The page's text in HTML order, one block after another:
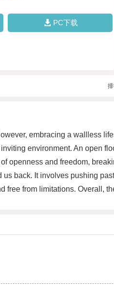
PC下载
embracing a wallless
environment. An open
openness and freedom,
back. It involves pushing
from limitations. Overall,